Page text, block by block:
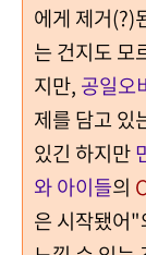
에게 제거(?)
는 건지도 모
지만, 공일오
제를 담고 있
있긴 하지만
와 아이들의
은 시작됐어